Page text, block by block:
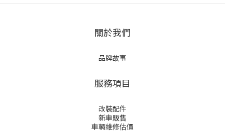
關於我們
品牌故事
服務項目
改裝配件
新車販售
車輛維修估價